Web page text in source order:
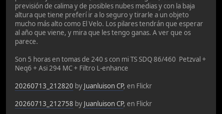
previsión de calima y de posibles nubes medias y con la baja
altura que tiene preferí ir a lo seguro y tirarle a un objeto
mucho más alto como El Velo. Los pilares tendrán que esperar
al año que viene, y mira que les tengo ganas. A ver que os
parece.
Son 5 horas en tomas de 240 s con mi TS SDQ 86/460 Petzval +
Neq6 + Asi 294 MC + Filtro L-enhance
20260713_212820 by Juanluison CP, en Flickr
20260713_212758 by Juanluison CP, en Flickr